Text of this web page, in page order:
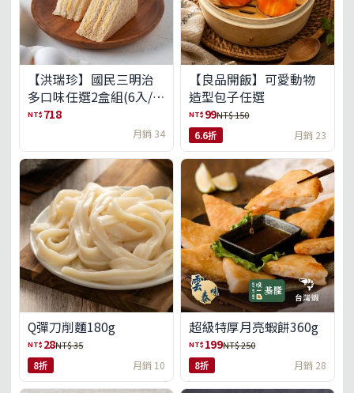
【洪瑞珍】國民三明治
多口味任選2盒組(6入/
盒)(免運)
NT$ 718
月銷 34
【良品開飯】可愛動物
造型包子任選
NT$ 99NT$ 150
6.6折 月銷 23
Q彈刀削麵180g
NT$ 28NT$ 35
8折 月銷 10
超級特厚月亮蝦餅360g
NT$ 199NT$ 250
8折 月銷 28